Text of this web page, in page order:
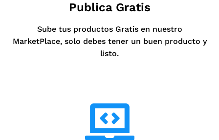
Publica Gratis
Sube tus productos Gratis en nuestro
MarketPlace, solo debes tener un buen producto y
listo.